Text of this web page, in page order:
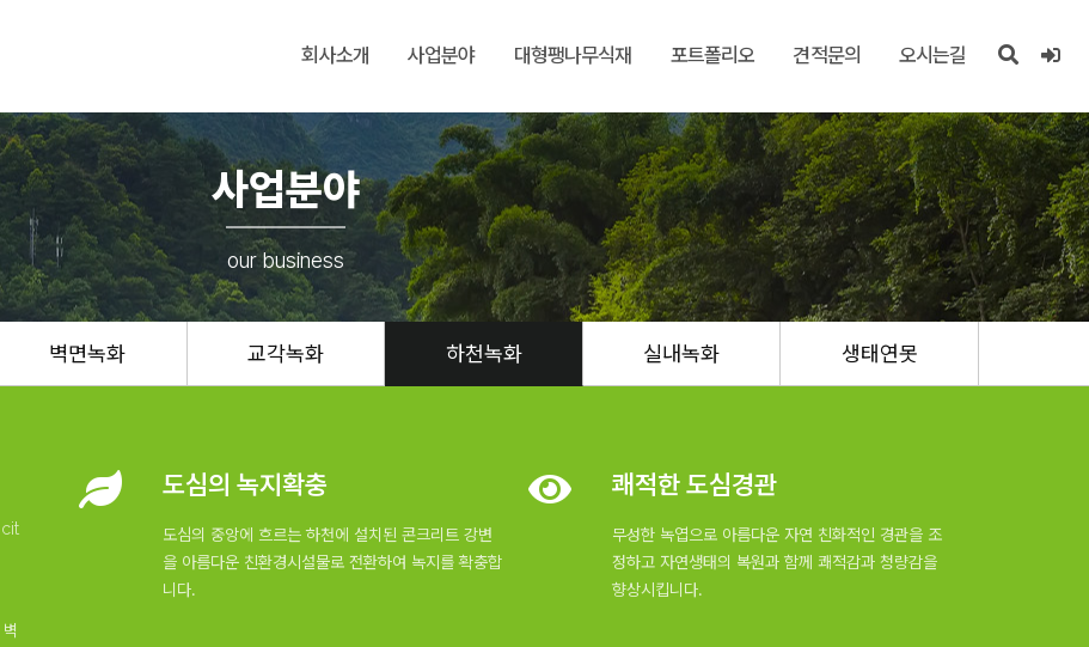
회사소개 사업분야 대형팽나무식재 포트폴리오 견적문의 오시는길
사업분야
our business
벽면녹화 교각녹화 하천녹화 실내녹화 생태연못
도심의 녹지확충
도심의 중앙에 흐르는 하천에 설치된 콘크리트 강변
을 아름다운 친환경시설물로 전환하여 녹지를 확충합
니다.
쾌적한 도심경관
무성한 녹엽으로 아름다운 자연 친화적인 경관을 조
정하고 자연생태의 복원과 함께 쾌적감과 청량감을
향상시킵니다.